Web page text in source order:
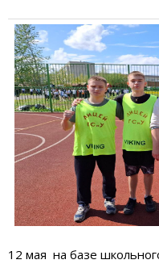
12 мая на базе